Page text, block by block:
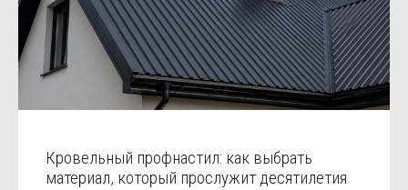
Кровельный профнастил: как выбрать
материал, который прослужит десятилетия